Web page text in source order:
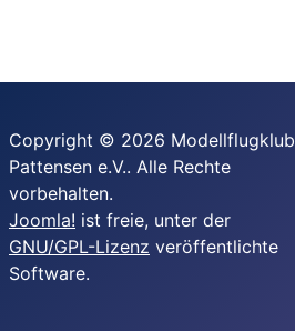
Copyright © 2026 Modellflugklub
Pattensen e.V.. Alle Rechte
vorbehalten.
Joomla! ist freie, unter der
GNU/GPL-Lizenz veröffentlichte
Software.